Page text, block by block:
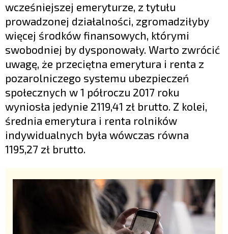
wcześniejszej emeryturze, z tytułu
prowadzonej działalności, zgromadziłyby
więcej środków finansowych, którymi
swobodniej by dysponowały. Warto zwrócić
uwagę, że przeciętna emerytura i renta z
pozarolniczego systemu ubezpieczeń
społecznych w 1 półroczu 2017 roku
wyniosła jedynie 2119,41 zł brutto. Z kolei,
średnia emerytura i renta rolników
indywidualnych była wówczas równa
1195,27 zł brutto.